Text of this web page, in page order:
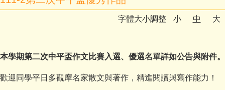
字體大小調整 小 中 大
本學期第二次中平盃作文比賽入選、優選名單詳如公告與附件。
歡迎同學平日多觀摩名家散文與著作，精進閱讀與寫作能力！